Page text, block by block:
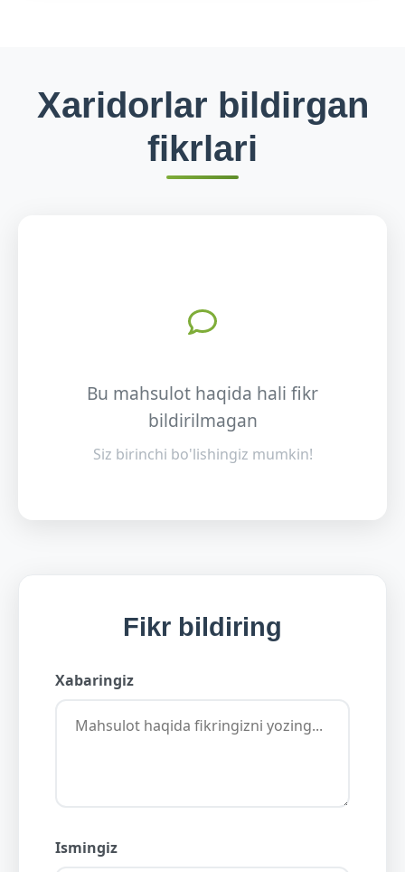
Xaridorlar bildirgan
fikrlari
Bu mahsulot haqida hali fikr
bildirilmagan
Siz birinchi bo'lishingiz mumkin!
Fikr bildiring
Xabaringiz
Ismingiz